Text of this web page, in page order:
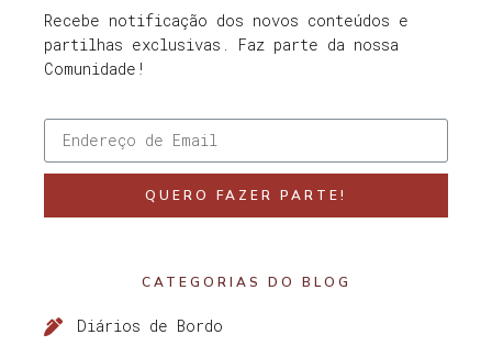
Recebe notificação dos novos conteúdos e
partilhas exclusivas. Faz parte da nossa
Comunidade!
QUERO FAZER PARTE!
CATEGORIAS DO BLOG
Diários de Bordo